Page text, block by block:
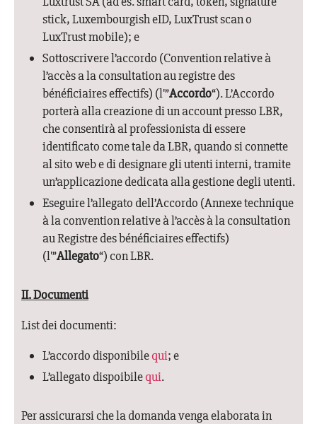
stick, Luxembourgish eID, LuxTrust scan o
LuxTrust mobile); e
Sottoscrivere l’accordo (Convention relative à
l’accès a la consultation au registre des
bénéficiaires effectifs) (l'”Accordo“). L’Accordo
porterà alla creazione di un account presso LBR,
che consentirà al professionista di essere
identificato come tale da LBR, quando si connette
al sito web e di designare gli utenti interni, tramite
un’applicazione dedicata alla gestione degli utenti.
Eseguire l’allegato dell’Accordo (Annexe technique
à la convention relative à l’accès à la consultation
au Registre des bénéficiaires effectifs)
(l'”Allegato“) con LBR.
II. Documenti
List dei documenti:
L’accordo disponibilequi; e
L’allegato dispoibilequi.
Per assicurarsi che la domanda venga elaborata in